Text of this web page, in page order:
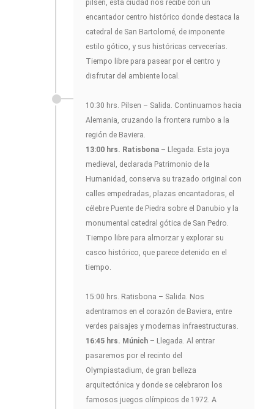
pilsen, esta ciudad nos recibe con un
encantador centro histórico donde destaca la
catedral de San Bartolomé, de imponente
estilo gótico, y sus históricas cervecerías.
Tiempo libre para pasear por el centro y
disfrutar del ambiente local.
10:30 hrs. Pilsen – Salida. Continuamos hacia
Alemania, cruzando la frontera rumbo a la
región de Baviera.
13:00 hrs. Ratisbona – Llegada. Esta joya
medieval, declarada Patrimonio de la
Humanidad, conserva su trazado original con
calles empedradas, plazas encantadoras, el
célebre Puente de Piedra sobre el Danubio y la
monumental catedral gótica de San Pedro.
Tiempo libre para almorzar y explorar su
casco histórico, que parece detenido en el
tiempo.
15:00 hrs. Ratisbona – Salida. Nos
adentramos en el corazón de Baviera, entre
verdes paisajes y modernas infraestructuras.
16:45 hrs. Múnich – Llegada. Al entrar
pasaremos por el recinto del
Olympiastadium, de gran belleza
arquitectónica y donde se celebraron los
famosos juegos olímpicos de 1972. A